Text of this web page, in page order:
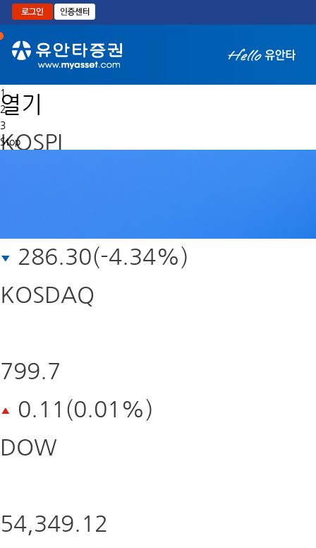
본문으로 바로가기
1
2
3
Stop
원
금
실
(0~100%)
능
자
열기
KOSPI
286.30(-4.34%)
KOSDAQ
799.7
0.11(0.01%)
DOW
54,349.12